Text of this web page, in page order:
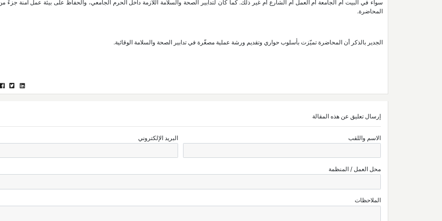
سواء في البيت أم الجامعة أم العمل أم الشارع أم غير ذلك. كما كان لتدابير الصحة والسلامة اللازمة داخل الحرم الجامعي، والحفاظ على بيئة عمل آمنة جزءٌ
المحاضرة.
الجدير بالذكر أن المحاضرة تميّزت بأسلوب حواري وتقديم ورشة عملية مصغّرة في تدابير الصحة والسلامة الوقائية.
إرسال تعليق عن هذه المقالة
الاسم واللقب البريد الإلكتروني
محل العمل / المنظمة
الملاحظات